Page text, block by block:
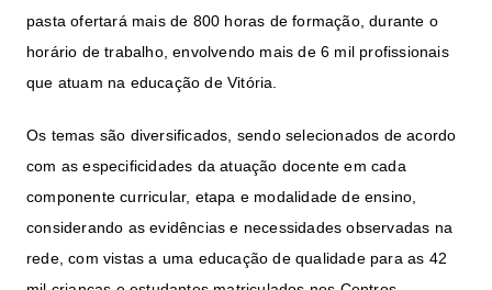
pasta ofertará mais de 800 horas de formação, durante o
horário de trabalho, envolvendo mais de 6 mil profissionais
que atuam na educação de Vitória.
Os temas são diversificados, sendo selecionados de acordo
com as especificidades da atuação docente em cada
componente curricular, etapa e modalidade de ensino,
considerando as evidências e necessidades observadas na
rede, com vistas a uma educação de qualidade para as 42